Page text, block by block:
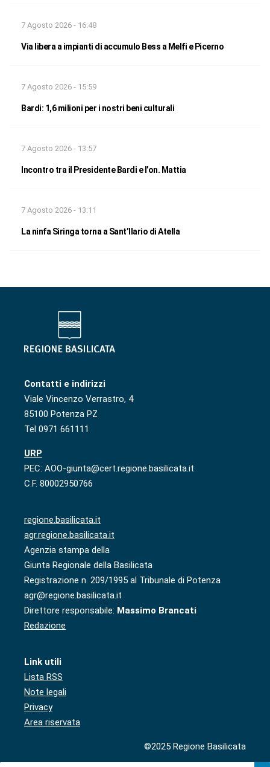
7 Agosto 2026 - 16:48
Via libera a impianti di accumulo Bess a Melfi e Picerno
7 Agosto 2026 - 15:59
Bardi: 1,6 milioni per i nostri beni culturali
7 Agosto 2026 - 13:57
Incontro tra il Presidente Bardi e l’on. Mattia
7 Agosto 2026 - 13:11
La ninfa Siringa torna a Sant’Ilario di Atella
Contatti e indirizzi
Viale Vincenzo Verrastro, 4
85100 Potenza PZ
Tel 0971 661111
URP
PEC: AOO-giunta@cert.regione.basilicata.it
C.F. 80002950766
regione.basilicata.it
agr.regione.basilicata.it
Agenzia stampa della
Giunta Regionale della Basilicata
Registrazione n. 209/1995 al Tribunale di Potenza
agr@regione.basilicata.it
Direttore responsabile: Massimo Brancati
Redazione
Link utili
Lista RSS
Note legali
Privacy
Area riservata
©2025 Regione Basilicata